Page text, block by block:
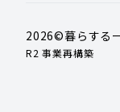
2026©暮らする
R2 事業再構築